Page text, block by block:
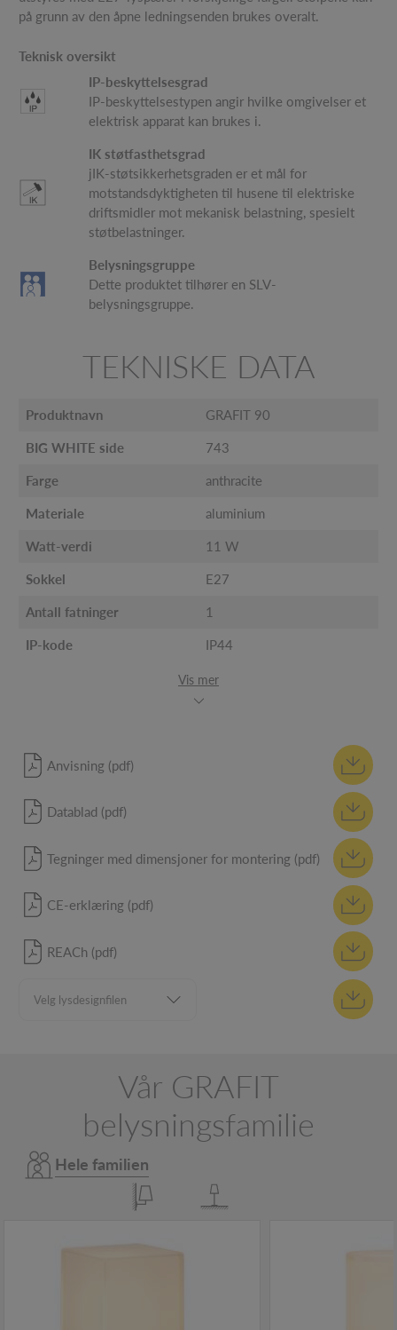
på grunn av den åpne ledningsenden brukes overalt.
Teknisk oversikt
IP-beskyttelsesgrad
IP-beskyttelsestypen angir hvilke omgivelser et
elektrisk apparat kan brukes i.
IK støtfasthetsgrad
jIK-støtsikkerhetsgraden er et mål for
motstandsdyktigheten til husene til elektriske
driftsmidler mot mekanisk belastning, spesielt
støtbelastninger.
Belysningsgruppe
Dette produktet tilhører en SLV-
belysningsgruppe.
TEKNISKE DATA
Produktnavn GRAFIT 90
BIG WHITE side 743
Farge anthracite
Materiale aluminium
Watt-verdi 11 W
Sokkel E27
Antall fatninger 1
IP-kode IP44
Vis mer
Anvisning (pdf)
Datablad (pdf)
Tegninger med dimensjoner for montering (pdf)
CE-erklæring (pdf)
REACh (pdf)
Vår GRAFIT
belysningsfamilie
Hele familien